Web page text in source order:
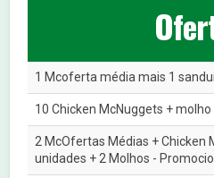
1 Mcoferta média mais 1
10 Chicken McNuggets +
2 McOfertas Médias + Chicken
unidades + 2 Molhos -